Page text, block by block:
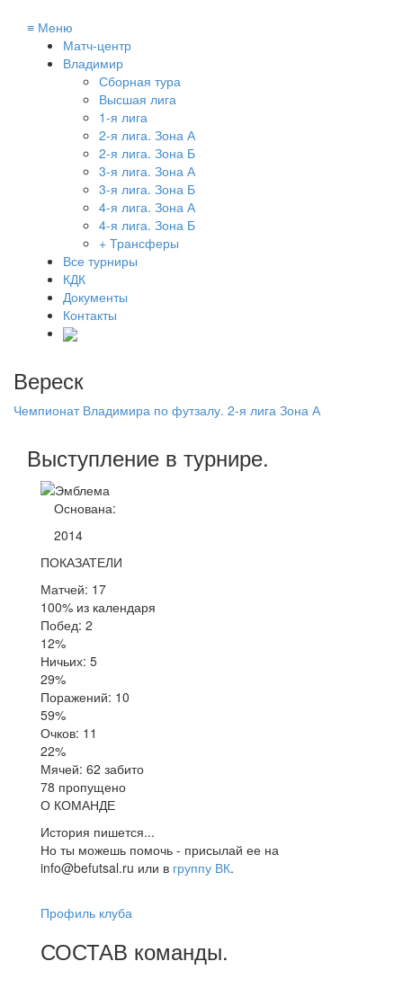
≡ Меню
Матч-центр
Владимир
Сборная тура
Высшая лига
1-я лига
2-я лига. Зона А
2-я лига. Зона Б
3-я лига. Зона А
3-я лига. Зона Б
4-я лига. Зона А
4-я лига. Зона Б
+ Трансферы
Все турниры
КДК
Документы
Контакты
Вереск
Чемпионат Владимира по футзалу. 2-я лига Зона А
Выступление в турнире.
Основана:
2014
ПОКАЗАТЕЛИ
Матчей: 17
100% из календаря
Побед: 2
12%
Ничьих: 5
29%
Поражений: 10
59%
Очков: 11
22%
Мячей: 62 забито
78 пропущено
О КОМАНДЕ
История пишется...
Но ты можешь помочь - присылай ее на
info@befutsal.ru или в группу ВК.
Профиль клуба
СОСТАВ команды.